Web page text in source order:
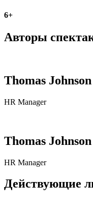
6+
Авторы
Thomas Johnson
HR Manager
Thomas Johnson
HR Manager
Действующие